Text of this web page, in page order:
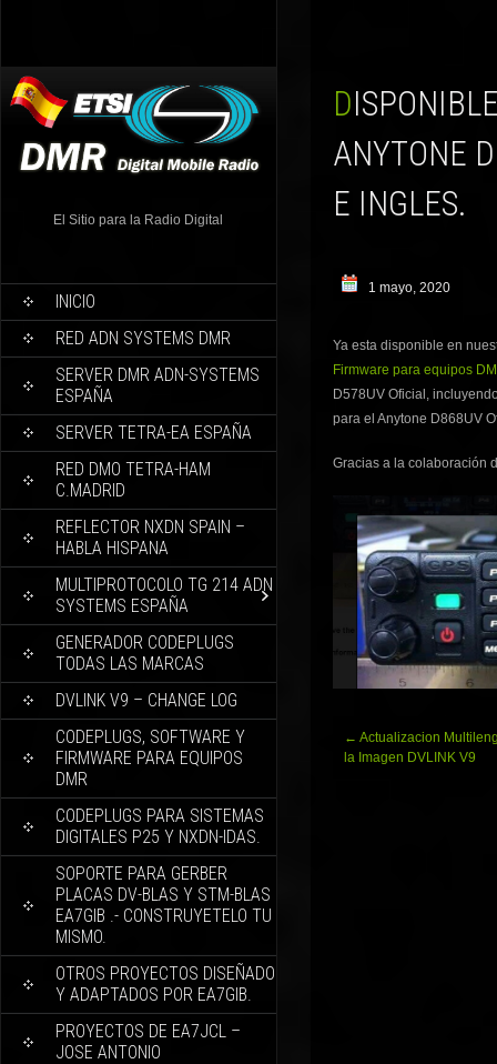
El Sitio para la Radio Digital
INICIO
RED ADN SYSTEMS DMR
SERVER DMR ADN-SYSTEMS
ESPAÑA
SERVER TETRA-EA ESPAÑA
RED DMO TETRA-HAM
C.MADRID
REFLECTOR NXDN SPAIN –
HABLA HISPANA
MULTIPROTOCOLO TG 214 ADN
SYSTEMS ESPAÑA
GENERADOR CODEPLUGS
TODAS LAS MARCAS
DVLINK V9 – CHANGE LOG
CODEPLUGS, SOFTWARE Y
FIRMWARE PARA EQUIPOS
DMR
CODEPLUGS PARA SISTEMAS
DIGITALES P25 Y NXDN-IDAS.
SOPORTE PARA GERBER
PLACAS DV-BLAS Y STM-BLAS
EA7GIB .- CONSTRUYETELO TU
MISMO.
OTROS PROYECTOS DISEÑADO
Y ADAPTADOS POR EA7GIB.
PROYECTOS DE EA7JCL –
JOSE ANTONIO
DISPONIBLE V.1.07 EN ESPAÑOL E INGLES PARA
ANYTONE
E INGLES.
1 mayo, 2020
Ya esta disponible en
Firmware para equipos
D578UV Oficial,
para el Anytone D868UV
Gracias a la colaboración
Navegación
de
← Actualizacion
la Imagen DVLINK V9